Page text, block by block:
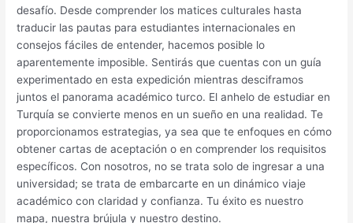
desafío. Desde comprender los matices culturales hasta
traducir las pautas para estudiantes internacionales en
consejos fáciles de entender, hacemos posible lo
aparentemente imposible. Sentirás que cuentas con un guía
experimentado en esta expedición mientras desciframos
juntos el panorama académico turco. El anhelo de estudiar en
Turquía se convierte menos en un sueño en una realidad. Te
proporcionamos estrategias, ya sea que te enfoques en cómo
obtener cartas de aceptación o en comprender los requisitos
específicos. Con nosotros, no se trata solo de ingresar a una
universidad; se trata de embarcarte en un dinámico viaje
académico con claridad y confianza. Tu éxito es nuestro
mapa, nuestra brújula y nuestro destino.